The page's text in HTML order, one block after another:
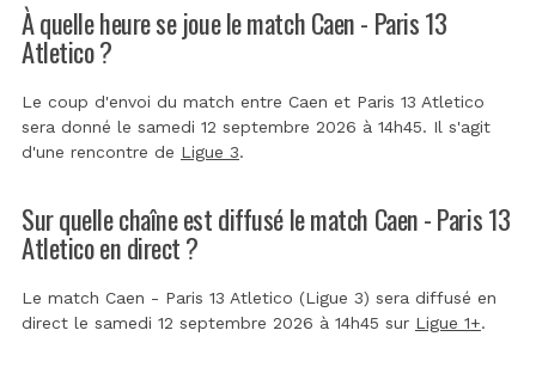
À quelle heure se joue le match Caen - Paris 13
Atletico ?
Le coup d'envoi du match entre Caen et Paris 13 Atletico
sera donné le samedi 12 septembre 2026 à 14h45. Il s'agit
d'une rencontre de Ligue 3.
Sur quelle chaîne est diffusé le match Caen - Paris 13
Atletico en direct ?
Le match Caen - Paris 13 Atletico (Ligue 3) sera diffusé en
direct le samedi 12 septembre 2026 à 14h45 sur Ligue 1+.